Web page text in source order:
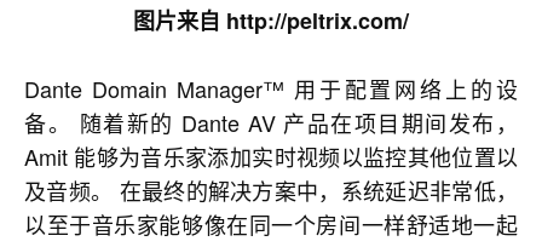
图片来自 http://peltrix.com/
Dante Domain Manager™ 用于配置网络上的设
备。 随着新的 Dante AV 产品在项目期间发布，
Amit 能够为音乐家添加实时视频以监控其他位置以
及音频。 在最终的解决方案中，系统延迟非常低，
以至于音乐家能够像在同一个房间一样舒适地一起